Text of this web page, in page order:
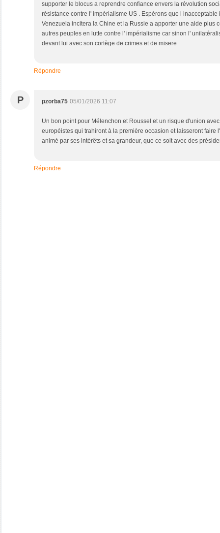
supporter le blocus a reprendre confiance envers la révolution
résistance contre l' impérialisme US . Espérons que l
Venezuela incitera la Chine et la Russie a apporter une aide plus
autres peuples en lutte contre l' impérialisme car sinon l'
devant lui avec son cortège de crimes et de misere
Répondre
P pzorba75 05/01/2026 11:07
Un bon point pour Mélenchon et Roussel et un risque d'union
européistes qui trahiront à la première occasion et laisseront faire
animé par ses intérêts et sa grandeur, que ce soit avec des
Répondre